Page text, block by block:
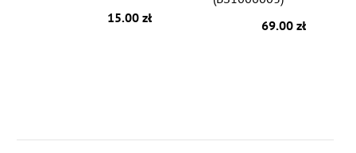
15.00 zł
69.00 zł